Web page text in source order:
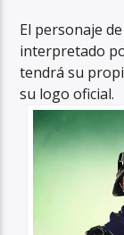
El personaje de
interpretado
tendrá su
su logo oficial.